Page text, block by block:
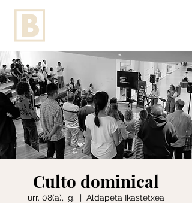
Culto dominical
urr. 08(a), ig.
  |
Aldapeta Ikastetxea